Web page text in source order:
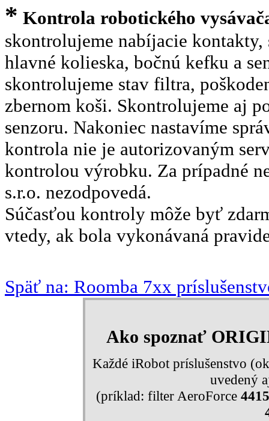
* Kontrola robotického
skontrolujeme nabíjacie
hlavné kolieska, bočnú kefku a
skontrolujeme stav filtra,
zbernom koši. Skontrolujeme aj
senzoru. Nakoniec nastavíme
kontrola nie je autorizovaným
kontrolou výrobku. Za prípadné
s.r.o. nezodpovedá.
Súčasťou kontroly môže byť
vtedy, ak bola vykonávaná
Späť na: Roomba 7xx
Ako spoznať
Každé iRobot príslušenstvo
uvedený
(príklad: filter AeroForce